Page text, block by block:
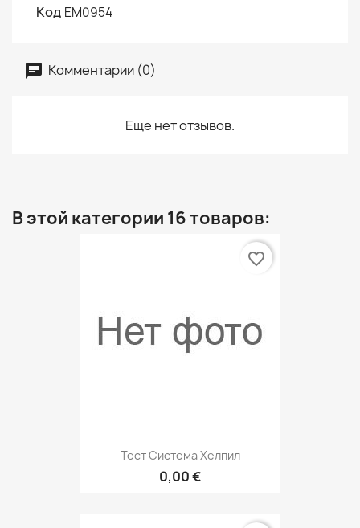
Код EM0954
Комментарии (0)
Еще нет отзывов.
В этой категории 16 товаров:
Тест Система Хелпил
0,00 €
favorite_border